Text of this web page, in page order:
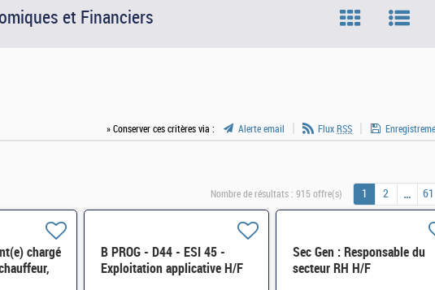
et Financiers
» Conserver ces critères via : Alerte email Flux RSS
Nombre de résultats : 915 offre(s) 1 2 61
chargé
B PROG - D44 - ESI 45 -
Exploitation applicative H/F
Sec Gen : Responsable du
secteur RH H/F